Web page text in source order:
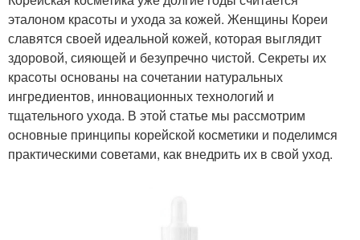
эталоном красоты и ухода за кожей. Женщины Кореи
славятся своей идеальной кожей, которая выглядит
здоровой, сияющей и безупречно чистой. Секреты их
красоты основаны на сочетании натуральных
ингредиентов, инновационных технологий и
тщательного ухода. В этой статье мы рассмотрим
основные принципы корейской косметики и поделимся
практическими советами, как внедрить их в свой уход.